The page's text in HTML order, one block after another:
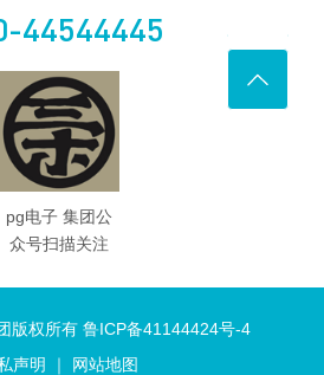
44544445
pg电子 集团公
众号扫描关注
版权所有 鲁ICP备41144424号-4
声明
｜ 网站地图